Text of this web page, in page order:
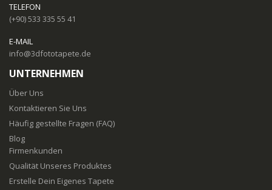
TELEFON
(+90) 533 335 55 41
E-MAIL
info@3dfototapete.de
UNTERNEHMEN
Über Uns
Kontaktieren Sie Uns
Häufig gestellte Fragen (FAQ)
Blog
Firmenkunden
Qualität Unseres Produktes
Erstelle Dein Eigenes Tapete